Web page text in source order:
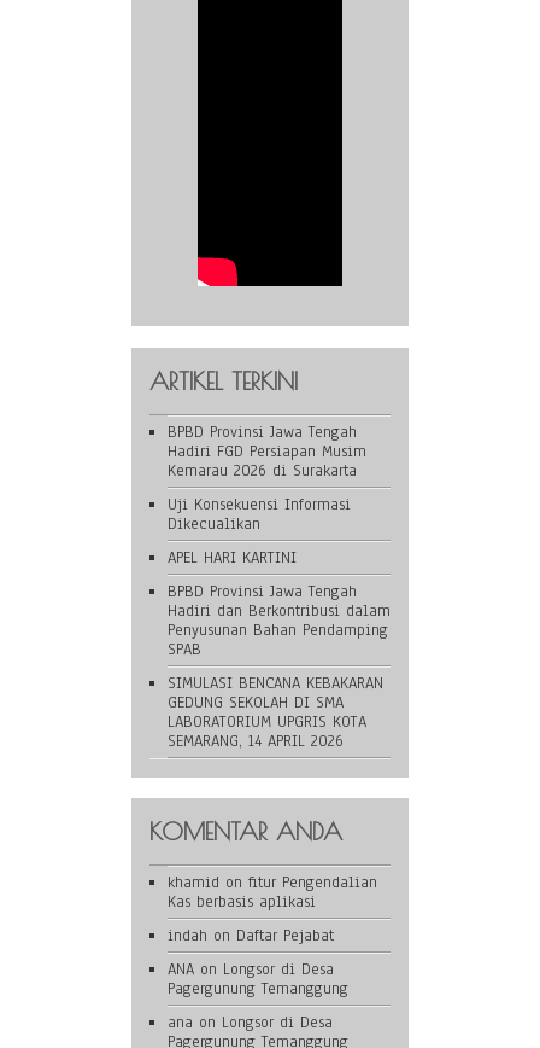
ARTIKEL TERKINI
BPBD Provinsi Jawa Tengah
Hadiri FGD Persiapan Musim
Kemarau 2026 di Surakarta
Uji Konsekuensi Informasi
Dikecualikan
APEL HARI KARTINI
BPBD Provinsi Jawa Tengah
Hadiri dan Berkontribusi dalam
Penyusunan Bahan Pendamping
SPAB
SIMULASI BENCANA KEBAKARAN
GEDUNG SEKOLAH DI SMA
LABORATORIUM UPGRIS KOTA
SEMARANG, 14 APRIL 2026
KOMENTAR ANDA
khamid on fitur Pengendalian
Kas berbasis aplikasi
indah on Daftar Pejabat
ANA on Longsor di Desa
Pagergunung Temanggung
ana on Longsor di Desa
Pagergunung Temanggung